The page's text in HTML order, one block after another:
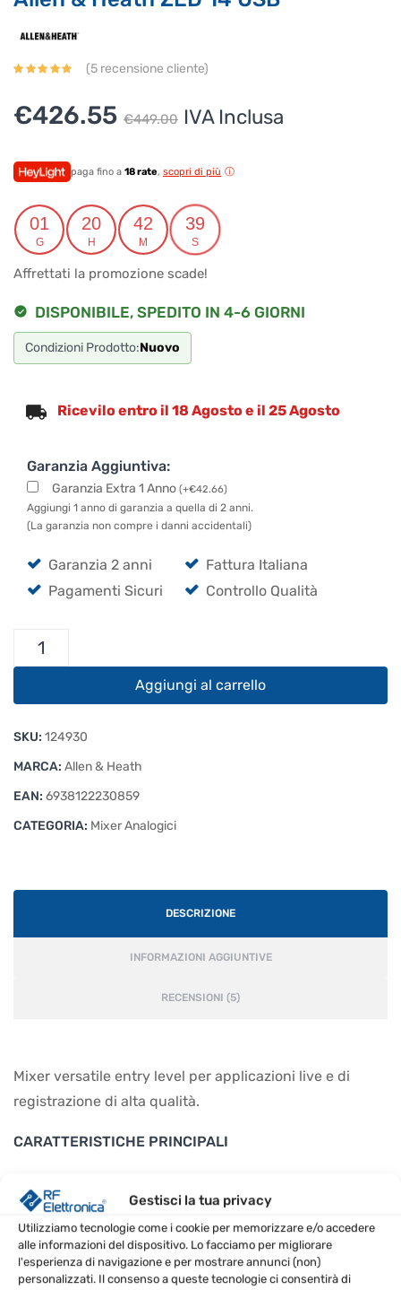
Gestisci la tua privacy
Utilizziamo tecnologie come i cookie per memorizzare e/o accedere
alle informazioni del dispositivo. Lo facciamo per migliorare
l'esperienza di navigazione e per mostrare annunci (non)
personalizzati. Il consenso a queste tecnologie ci consentirà di
(5 recensione cliente)
€449.00 Il
originale
era:
€449.00.
€426.55
Il
attuale
è:
€426.55.
IVA Inclusa
paga fino a 18 rate, scopri di più
01
G
20
H
42
M
39
S
Affrettati la promozione scade!
DISPONIBILE, SPEDITO IN 4-6 GIORNI
Condizioni Prodotto:Nuovo
Ricevilo entro il 18 Agosto e il 25 Agosto
Garanzia Aggiuntiva:
Garanzia Extra 1 Anno (+€42.66)
Aggiungi 1 anno di garanzia a quella di 2 anni.
(La garanzia non compre i danni accidentali)
Garanzia 2 anni
Fattura Italiana
Pagamenti Sicuri
Controllo Qualità
Allen
ZED
USB
quantità
Aggiungi al carrello
SKU: 124930
MARCA: Allen & Heath
EAN: 6938122230859
CATEGORIA: Mixer Analogici
DESCRIZIONE
INFORMAZIONI AGGIUNTIVE
RECENSIONI (5)
Mixer versatile entry level per applicazioni live e di
registrazione di alta qualità.
CARATTERISTICHE PRINCIPALI
4 ingressi stereo
Preamplificatore microfonico DuoPreTM
EQ a 3 bande
Registrazione stereo tramite USB